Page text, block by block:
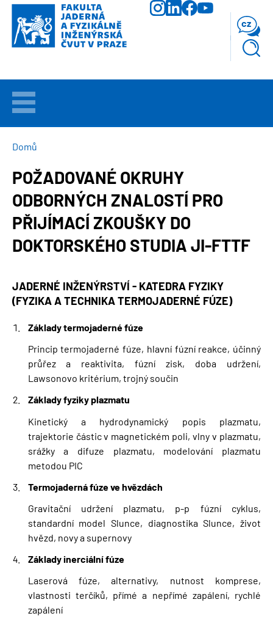
Přejít
hlavnímu
obsahu
VÍTEJTE
UCHAZEČI
STUDIUM
VĚDA
A
VÝZKUM
cz
DROBEČKOVÁ
NAVIGACE
Domů
POŽADOVANÉ OKRUHY
ODBORNÝCH ZNALOSTÍ PRO
PŘIJÍMACÍ ZKOUŠKY DO
DOKTORSKÉHO STUDIA JI-FTTF
JADERNÉ INŽENÝRSTVÍ - KATEDRA FYZIKY
(FYZIKA A TECHNIKA TERMOJADERNÉ FÚZE)
Základy termojaderné fúze
Princip termojaderné fúze, hlavní fúzní reakce, účinný
průřez a reaktivita, fúzní zisk, doba udržení,
Lawsonovo kritérium, trojný součin
Základy fyziky plazmatu
Kinetický a hydrodynamický popis plazmatu,
trajektorie částic v magnetickém poli, vlny v plazmatu,
srážky a difuze plazmatu, modelování plazmatu
metodou PIC
Termojaderná fúze ve hvězdách
Gravitační udržení plazmatu, p-p fúzní cyklus,
standardní model Slunce, diagnostika Slunce, život
hvězd, novy a supernovy
Základy inerciální fúze
Laserová fúze, alternativy, nutnost komprese,
vlastnosti terčíků, přímé a nepřímé zapálení, rychlé
zapálení